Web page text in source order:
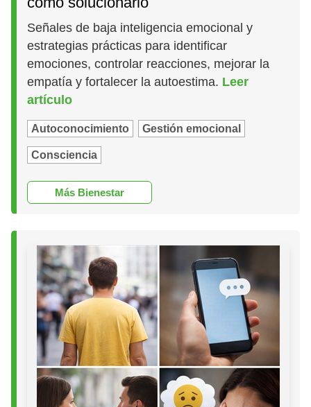
Señales de baja inteligencia emocional y
estrategias prácticas para identificar
emociones, controlar reacciones, mejorar la
empatía y fortalecer la autoestima. Leer
artículo
Autoconocimiento Gestión emocional
Consciencia
Más Bienestar